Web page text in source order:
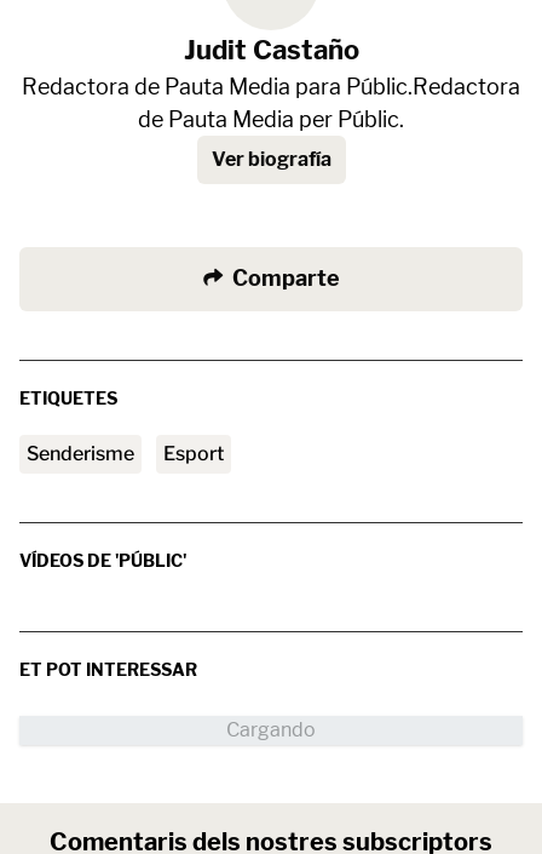
Judit Castaño
Redactora de Pauta Media para Públic.Redactora
de Pauta Media per Públic.
Ver biografía
Comparte
ETIQUETES
senderisme esport
VÍDEOS DE 'PÚBLIC'
ET POT INTERESSAR
Comentaris dels nostres subscriptors